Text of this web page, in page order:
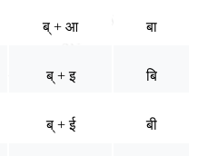
ब् + आ बा
ब् + इ बि
ब् + ई बी